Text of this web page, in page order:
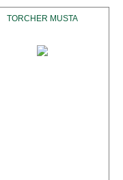
TORCHER MUSTA